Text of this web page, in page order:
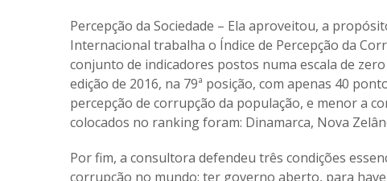
Percepção da Sociedade – Ela aproveitou, a
Internacional trabalha o Índice de Percepção da
conjunto de indicadores postos numa escala de
edição de 2016, na 79ª posição, com apenas 40
percepção de corrupção da população, e menor a
colocados no ranking foram: Dinamarca, Nova
Por fim, a consultora defendeu três condições
corrupção no mundo: ter governo aberto, para